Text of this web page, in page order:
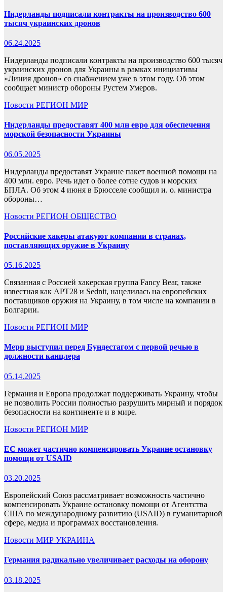
Нидерланды подписали контракты на производство 600
тысяч украинских дронов
06.24.2025
Нидерланды подписали контракты на производство 600 тысяч
украинских дронов для Украины в рамках инициативы
«Линия дронов» со снабжением уже в этом году. Об этом
сообщает министр обороны Рустем Умеров.
Новости РЕГИОН МИР
Нидерланды предоставят 400 млн евро для обеспечения
морской безопасности Украины
06.05.2025
Нидерланды предоставят Украине пакет военной помощи на
400 млн. евро. Речь идет о более сотне судов и морских
БПЛА. Об этом 4 июня в Брюсселе сообщил и. о. министра
обороны…
Новости РЕГИОН ОБЩЕСТВО
Российские хакеры атакуют компании в странах,
поставляющих оружие в Украину
05.16.2025
Связанная с Россией хакерская группа Fancy Bear, также
известная как APT28 и Sednit, нацелилась на европейских
поставщиков оружия на Украину, в том числе на компании в
Болгарии.
Новости РЕГИОН МИР
Мерц выступил перед Бундестагом с первой речью в
должности канцлера
05.14.2025
Германия и Европа продолжат поддерживать Украину, чтобы
не позволить России полностью разрушить мирный и порядок
безопасности на континенте и в мире.
Новости РЕГИОН МИР
ЕС может частично компенсировать Украине остановку
помощи от USAID
03.20.2025
Европейский Союз рассматривает возможность частично
компенсировать Украине остановку помощи от Агентства
США по международному развитию (USAID) в гуманитарной
сфере, медиа и программах восстановления.
Новости МИР УКРАИНА
Германия радикально увеличивает расходы на оборону
03.18.2025